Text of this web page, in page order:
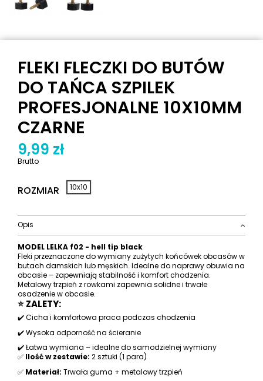
FLEKI FLECZKI DO BUTÓW
DO TAŃCA SZPILEK
PROFESJONALNE 10X10MM
CZARNE
9,99 zł
Brutto
ROZMIAR 10x10
Opis
MODEL LELKA f02 - hell tip black
Fleki przeznaczone do wymiany zużytych końcówek obcasów w
butach damskich lub męskich. Idealne do naprawy obuwia na
obcasie – zapewniają stabilność i komfort chodzenia.
Metalowy trzpień z rowkami zapewnia solidne i trwałe
osadzenie w obcasie.
⭐ ZALETY:
✔️ Cicha i komfortowa praca podczas chodzenia
✔️ Wysoka odporność na ścieranie
✔️ Łatwa wymiana – idealne do samodzielnej wymiany
✅ Ilość w zestawie: 2 sztuki (1 para)
✅ Materiał: Trwała guma + metalowy trzpień